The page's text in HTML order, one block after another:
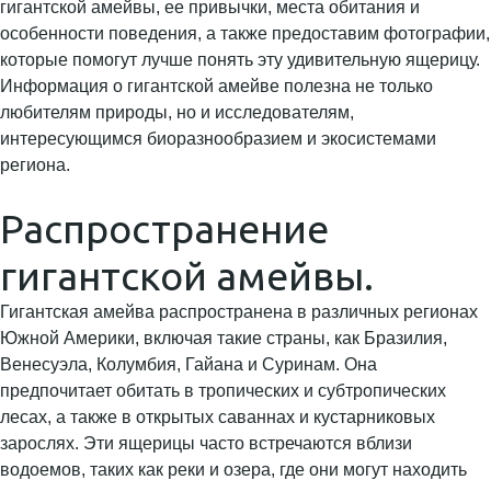
гигантской амейвы, ее привычки, места обитания и
особенности поведения, а также предоставим фотографии,
которые помогут лучше понять эту удивительную ящерицу.
Информация о гигантской амейве полезна не только
любителям природы, но и исследователям,
интересующимся биоразнообразием и экосистемами
региона.
Распространение
гигантской амейвы.
Гигантская амейва распространена в различных регионах
Южной Америки, включая такие страны, как Бразилия,
Венесуэла, Колумбия, Гайана и Суринам. Она
предпочитает обитать в тропических и субтропических
лесах, а также в открытых саваннах и кустарниковых
зарослях. Эти ящерицы часто встречаются вблизи
водоемов, таких как реки и озера, где они могут находить